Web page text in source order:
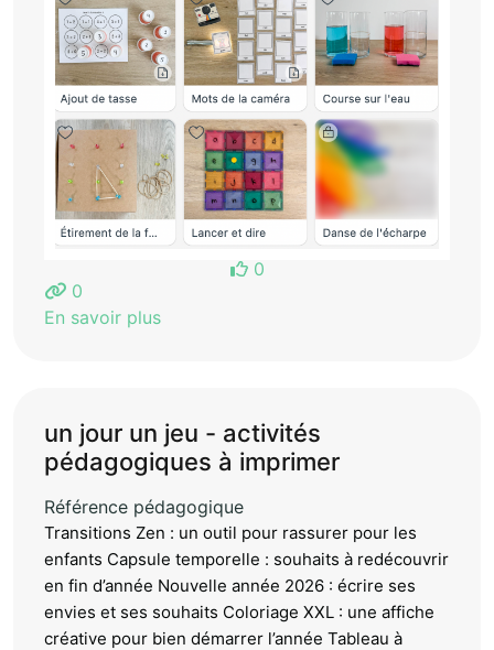
0
0
En savoir plus
un jour un jeu - activités
pédagogiques à imprimer
Référence pédagogique
Transitions Zen : un outil pour rassurer pour les
enfants Capsule temporelle : souhaits à redécouvrir
en fin d’année Nouvelle année 2026 : écrire ses
envies et ses souhaits Coloriage XXL : une affiche
créative pour bien démarrer l’année Tableau à